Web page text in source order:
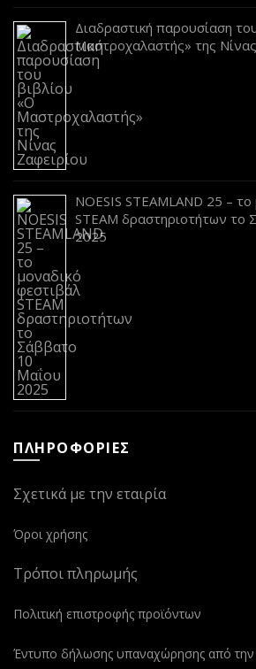
Διαδραστική παρουσίαση
Μαστροχαλαστής» της
NOESIS STEAMLAND 25 –
STEAM δραστηριοτήτων το
2025
ΠΛΗΡΟΦΟΡΙΕΣ
Σχετικά με την εταιρία
Όροι χρήσης
Τρόποι πληρωμής
Πολιτική επιστροφής προϊόντων
Έντυπο δήλωσης υπαναχώρησης από